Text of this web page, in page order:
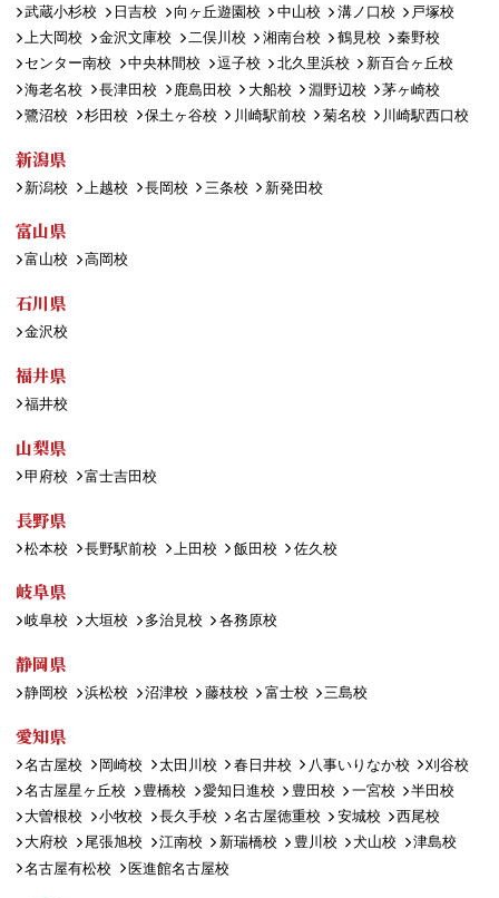
武蔵小杉校
日吉校 向ヶ丘遊園校 中山校 溝ノ口校
戸塚校
上大岡校
金沢文庫校 二俣川校 湘南台校 鶴見校
秦野校
センター南校
中央林間校 逗子校 北久里浜校
新百合ヶ丘校
海老名校
長津田校 鹿島田校 大船校 淵野辺校
茅ヶ崎校
鷺沼校
杉田校 保土ヶ谷校 川崎駅前校 菊名校 川崎駅西口校
新潟県
新潟校 上越校 長岡校 三条校 新発田校
富山県
富山校 高岡校
石川県
金沢校
福井県
福井校
山梨県
甲府校 富士吉田校
長野県
松本校 長野駅前校 上田校 飯田校 佐久校
岐阜県
岐阜校 大垣校 多治見校 各務原校
静岡県
静岡校 浜松校 沼津校 藤枝校 富士校 三島校
愛知県
名古屋校 岡崎校 太田川校 春日井校 八事いりなか校
刈谷校
名古屋星ヶ丘校
豊橋校 愛知日進校 豊田校 一宮校
半田校
大曽根校
小牧校 長久手校 名古屋徳重校 安城校
西尾校
大府校
尾張旭校 江南校 新瑞橋校 豊川校 犬山校
津島校
名古屋有松校
医進館名古屋校